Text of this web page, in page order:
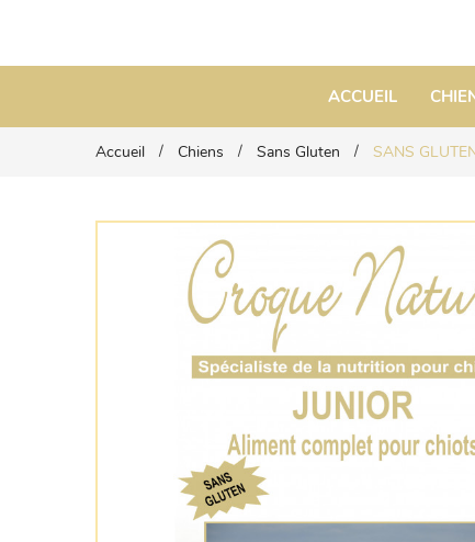
ACCUEIL
Accueil Chiens Sans Gluten SANS